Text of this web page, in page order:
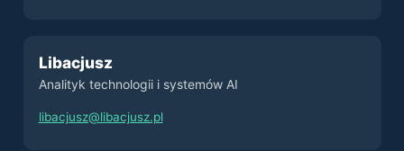
Libacjusz
Analityk technologii i systemów AI
libacjusz@libacjusz.pl